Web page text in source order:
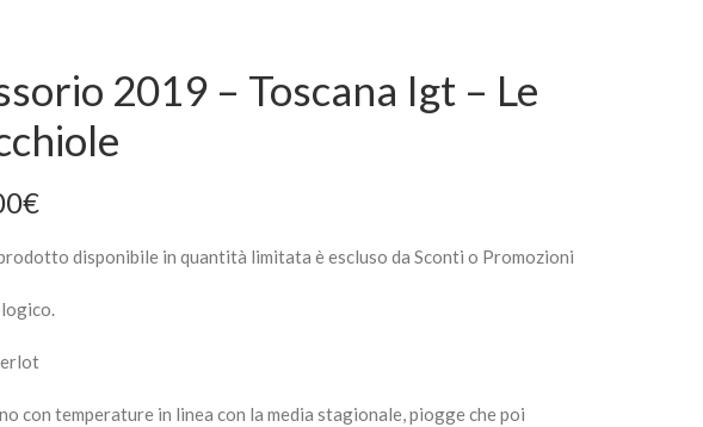
2019 – Toscana Igt – Le
€
disponibile in quantità limitata è escluso da Sconti o Promozioni
con temperature in linea con la media stagionale, piogge che poi